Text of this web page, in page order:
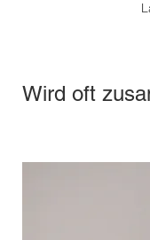
Wird oft